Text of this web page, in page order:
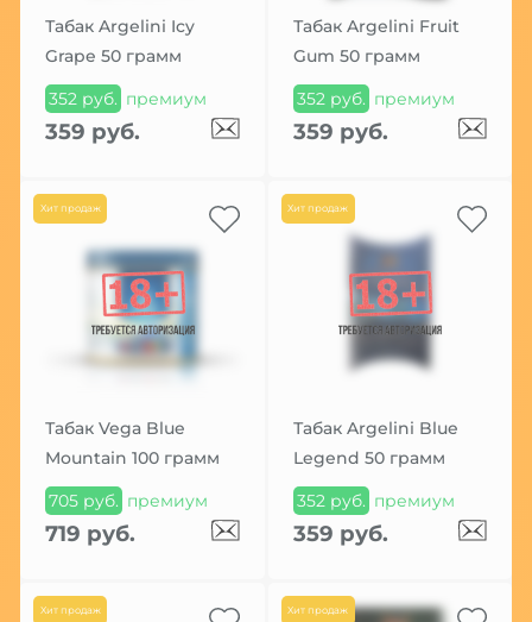
Табак Argelini Icy
Grape 50 грамм
352 руб. премиум
359 руб.
Табак Argelini Fruit
Gum 50 грамм
352 руб. премиум
359 руб.
Хит продаж
Табак Vega Blue
Mountain 100 грамм
705 руб. премиум
719 руб.
Хит продаж
Табак Argelini Blue
Legend 50 грамм
352 руб. премиум
359 руб.
Хит продаж Хит продаж